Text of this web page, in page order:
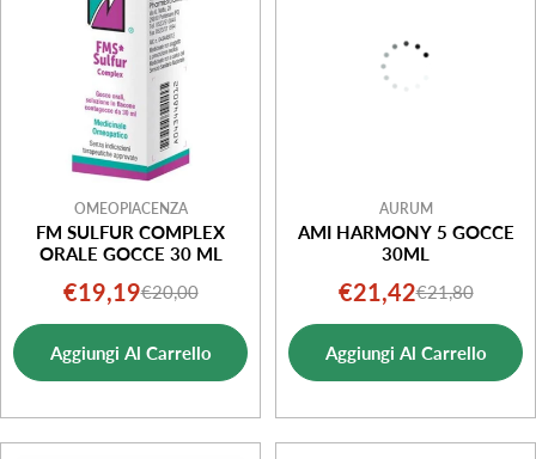
OMEOPIACENZA
FM SULFUR COMPLEX
ORALE GOCCE 30 ML
Prezzo
di
vendita
€19,19Prezzo
normale
€20,00
Aggiungi Al Carrello
AURUM
AMI HARMONY 5 GOCCE
30ML
Prezzo
di
vendita
€21,42Prezzo
normale
€21,80
Aggiungi Al Carrello